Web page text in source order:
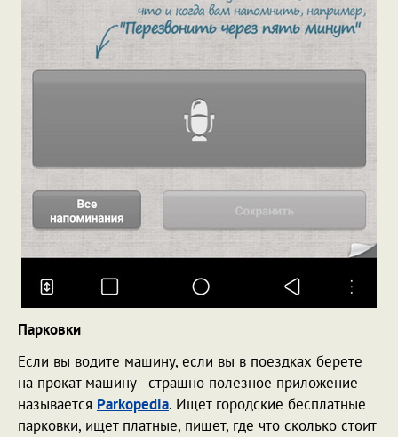
Парковки
Если вы водите машину, если вы в поездках берете
на прокат машину - страшно полезное приложение
называется Parkopedia. Ищет городские бесплатные
парковки, ищет платные, пишет, где что сколько стоит